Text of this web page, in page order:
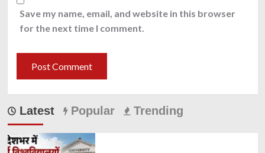
Save my name, email, and website in this browser
for the next time I comment.
Latest Popular Trending